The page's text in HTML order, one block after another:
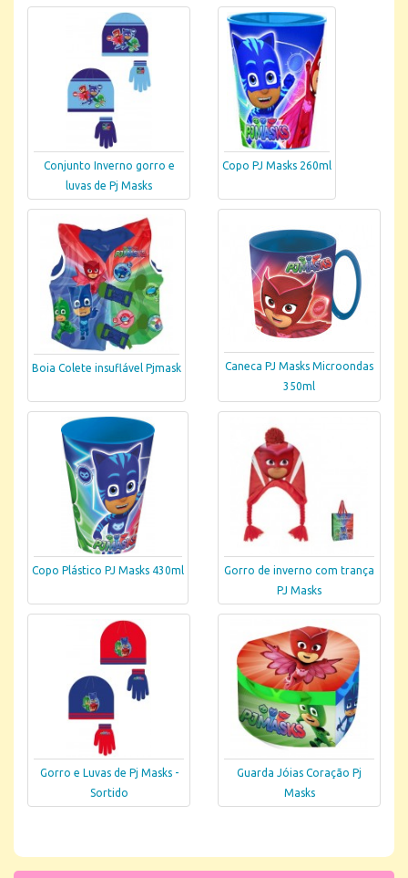
Conjunto Inverno gorro e
luvas de Pj Masks
Copo PJ Masks 260ml
Boia Colete insuflável Pjmask
Caneca PJ Masks Microondas
350ml
Copo Plástico PJ Masks 430ml
Gorro de inverno com trança
PJ Masks
Gorro e Luvas de Pj Masks -
Sortido
Guarda Jóias Coração Pj
Masks